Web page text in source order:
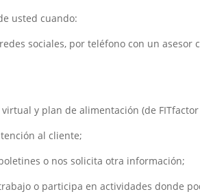
usted cuando:
sociales, por teléfono con un
y plan de alimentación (de FITfactor
al cliente;
o nos solicita otra información;
o participa en actividades donde